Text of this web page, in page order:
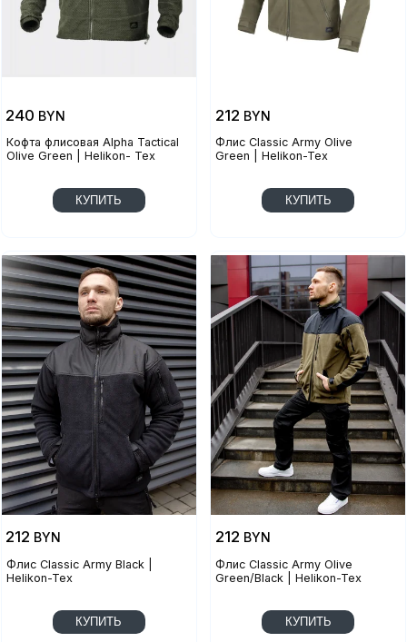
Кофта флисовая Alpha Tactical
Olive Green | Helikon- Tex
240 BYN
КУПИТЬ
Флис Classic Army Olive
Green | Helikon-Tex
212 BYN
КУПИТЬ
Флис Classic Army Black |
Helikon-Tex
212 BYN
КУПИТЬ
Флис Classic Army Olive
Green/Black | Helikon-Tex
212 BYN
КУПИТЬ